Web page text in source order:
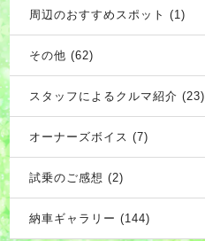
周辺のおすすめスポット (1)
その他 (62)
スタッフによるクルマ紹介 (23)
オーナーズボイス (7)
試乗のご感想 (2)
納車ギャラリー (144)